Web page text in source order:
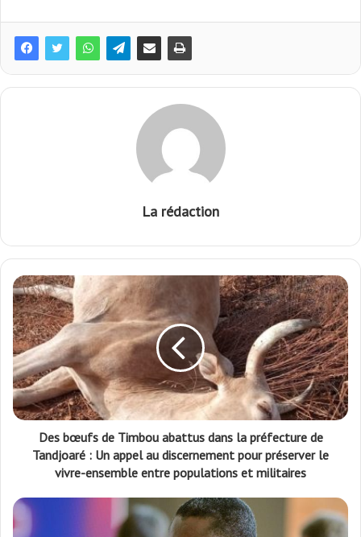
La rédaction
Des bœufs de Timbou abattus dans la préfecture de
Tandjoaré : Un appel au discernement pour préserver le
vivre-ensemble entre populations et militaires